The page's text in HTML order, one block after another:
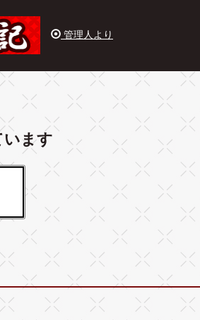
管理人より
います